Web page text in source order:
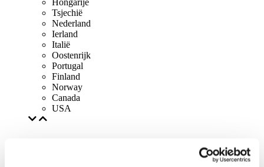
Hongarije
Tsjechië
Nederland
Ierland
Italië
Oostenrijk
Portugal
Finland
Norway
Canada
USA